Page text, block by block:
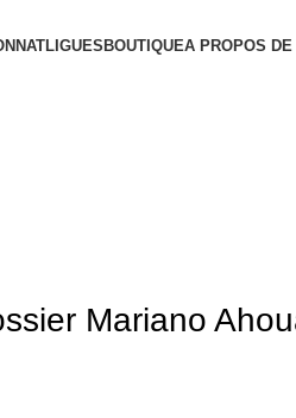
LIGUES BOUTIQUEA PROPOS DE
Mariano